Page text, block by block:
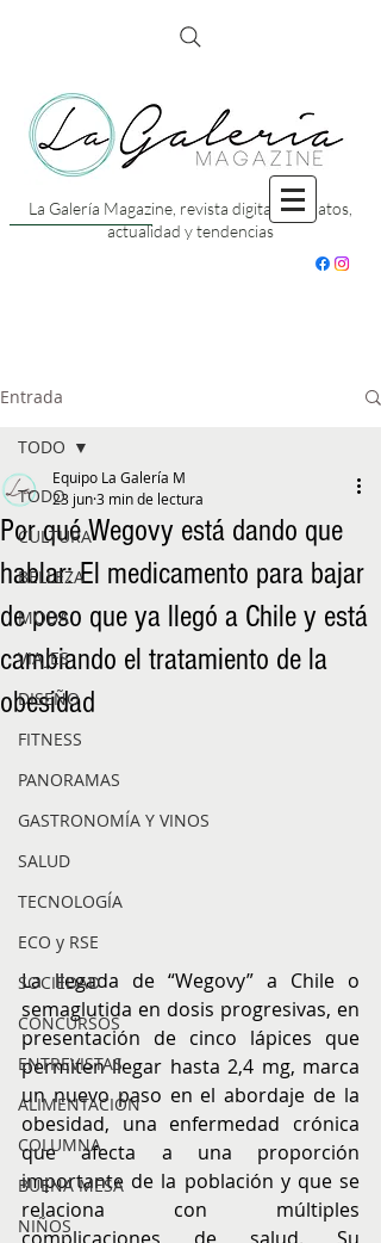
La Galería Magazine, revista digital con datos,
actualidad y tendencias
Entrada
TODO
CULTURA
BELLEZA
MODA
VIAJES
DISEÑO
FITNESS
PANORAMAS
GASTRONOMÍA Y VINOS
SALUD
TECNOLOGÍA
ECO y RSE
SOCIEDAD
CONCURSOS
ENTREVISTAS
ALIMENTACIÓN
COLUMNA
BUENA MESA
NIÑOS
TODO
Por qué Wegovy está dando que
hablar: El medicamento para bajar
de peso que ya llegó a Chile y está
cambiando el tratamiento de la
obesidad
Equipo La Galería M
23 jun3 min de lectura
La llegada de “Wegovy” a Chile o
semaglutida en dosis progresivas, en
presentación de cinco lápices que
permiten llegar hasta 2,4 mg, marca
un nuevo paso en el abordaje de la
obesidad, una enfermedad crónica
que afecta a una proporción
importante de la población y que se
relaciona con múltiples